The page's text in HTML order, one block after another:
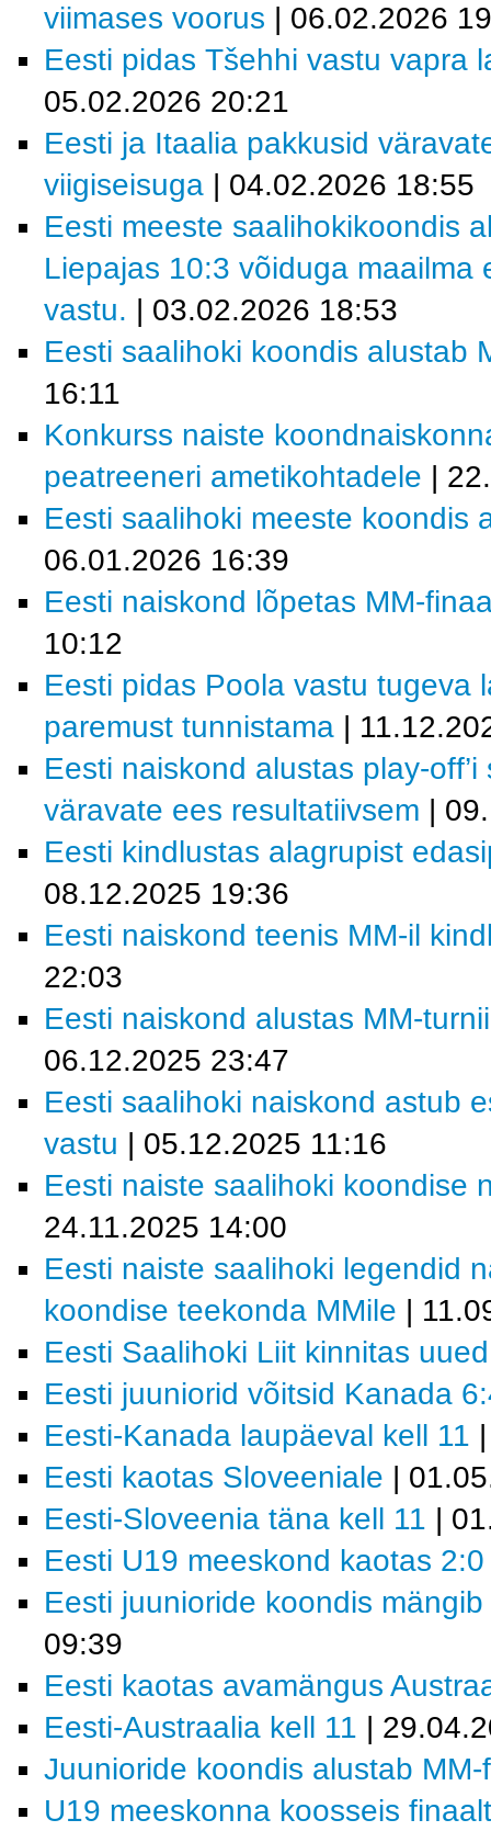
viimases voorus | 06.02.2026
Eesti pidas Tšehhi vastu vapra
05.02.2026 20:21
Eesti ja Itaalia pakkusid
viigiseisuga | 04.02.2026 18:55
Eesti meeste saalihokikoondis
Liepajas 10:3 võiduga
vastu. | 03.02.2026 18:53
Eesti saalihoki koondis alustab
16:11
Konkurss naiste
peatreeneri ametikohtadele |
Eesti saalihoki meeste koondis
06.01.2026 16:39
Eesti naiskond lõpetas MM-
10:12
Eesti pidas Poola vastu tugeva
paremust tunnistama |
Eesti naiskond alustas play-
väravate ees resultatiivsem |
Eesti kindlustas alagrupist
08.12.2025 19:36
Eesti naiskond teenis MM-il
22:03
Eesti naiskond alustas MM-
06.12.2025 23:47
Eesti saalihoki naiskond astub
vastu | 05.12.2025 11:16
Eesti naiste saalihoki koondise
24.11.2025 14:00
Eesti naiste saalihoki legendid
koondise teekonda MMile |
Eesti Saalihoki Liit kinnitas
Eesti juuniorid võitsid Kanada
Eesti-Kanada laupäeval kell 11
Eesti kaotas Sloveeniale |
Eesti-Sloveenia täna kell 11 |
Eesti U19 meeskond kaotas
Eesti juunioride koondis
09:39
Eesti kaotas avamängus
Eesti-Austraalia kell 11 |
Juunioride koondis alustab
U19 meeskonna koosseis